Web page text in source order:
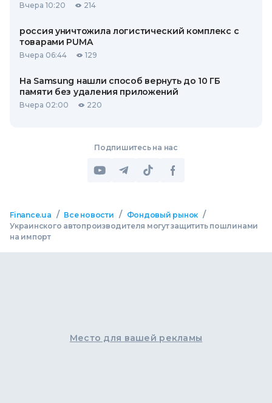
Вчера 10:20 214
россия уничтожила логистический комплекс с
товарами PUMA
Вчера 06:44 129
На Samsung нашли способ вернуть до 10 ГБ
памяти без удаления приложений
Вчера 02:00 220
Подпишитесь на нас
Finance.ua / Все новости / Фондовый рынок /
Украинского автопроизводителя могут защитить пошлинами
на импорт
Место для вашей рекламы